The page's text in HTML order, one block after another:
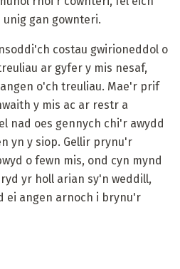
gan gownteri.
costau gwirioneddol o
ar gyfer y mis nesaf,
o'ch treuliau. Mae'r prif
y mis ac ar restr a
nad oes gennych chi'r awydd
yn y siop. Gellir prynu'r
o fewn mis, ond cyn mynd
yr holl arian sy'n weddill,
ei angen arnoch i brynu'r